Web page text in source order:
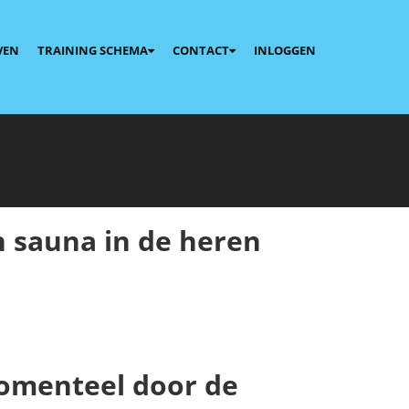
TRAINING SCHEMA CONTACT INLOGGEN
sauna in de heren
door de